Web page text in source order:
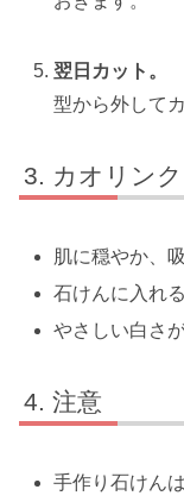
翌日カット。
型から外して
カオリン
肌に穏やか、
石けんに入れ
やさしい白さ
注意
手作り石けん